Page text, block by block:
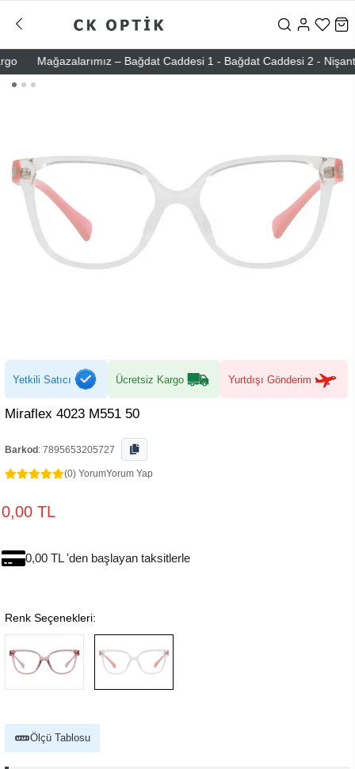
Mağazalarımız – Bağdat Caddesi 1 - Bağdat Caddesi 2 -
Yetkili Satıcı Ücretsiz Kargo Yurtdışı Gönderim
Miraflex 4023 M551 50
Barkod : 7895653205727
(0) YorumYorum Yap
0,00 TL
0,00 TL 'den başlayan taksitlerle
Renk Seçenekleri:
Ölçü Tablosu